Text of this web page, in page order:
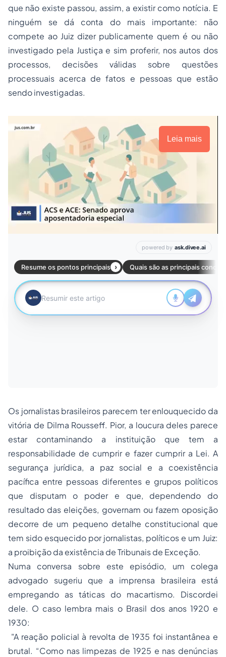
que não existe passou, assim, a existir como notícia. E
ninguém se dá conta do mais importante: não
compete ao Juiz dizer publicamente quem é ou não
investigado pela Justiça e sim proferir, nos autos dos
processos, decisões válidas sobre questões
processuais acerca de fatos e pessoas que estão
sendo investigadas.
Leia mais
Os jornalistas brasileiros parecem ter enlouquecido da
vitória de Dilma Rousseff. Pior, a loucura deles parece
estar contaminando a instituição que tem a
responsabilidade de cumprir e fazer cumprir a Lei. A
segurança jurídica, a paz social e a coexistência
pacífica entre pessoas diferentes e grupos políticos
que disputam o poder e que, dependendo do
resultado das eleições, governam ou fazem oposição
decorre de um pequeno detalhe constitucional que
tem sido esquecido por jornalistas, políticos e um Juiz:
a proibição da existência de Tribunais de Exceção.
Numa conversa sobre este episódio, um colega
advogado sugeriu que a imprensa brasileira está
empregando as táticas do macartismo. Discordei
dele. O caso lembra mais o Brasil dos anos 1920 e
1930:
"A reação policial à revolta de 1935 foi instantânea e
brutal. “Como nas limpezas de 1925 e nas denúncias